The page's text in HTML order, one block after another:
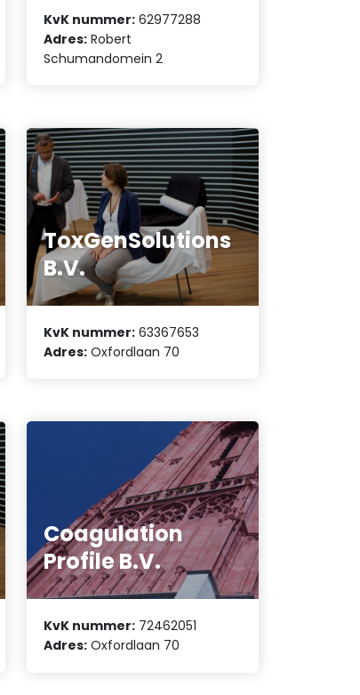
KvK nummer: 62977288
Adres: Robert
Schumandomein 2
ToxGenSolutions
B.V.
KvK nummer: 63367653
Adres: Oxfordlaan 70
Coagulation
Profile B.V.
KvK nummer: 72462051
Adres: Oxfordlaan 70